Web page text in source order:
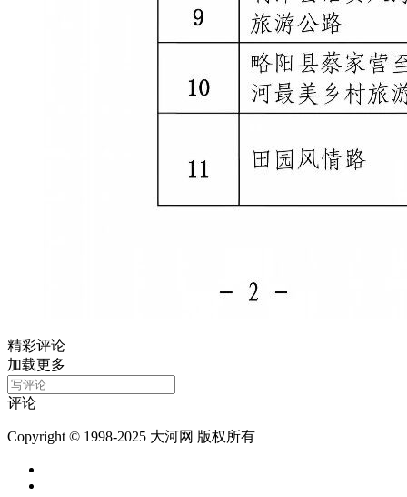
精彩评论
加载更多
评论
Copyright © 1998-2025 大河网 版权所有